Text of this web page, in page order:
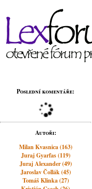
Poslední komentáře:
Autoři:
Milan Kvasnica (163)
Juraj Gyarfas (119)
Juraj Alexander (49)
Jaroslav Čollák (45)
Tomáš Klinka (27)